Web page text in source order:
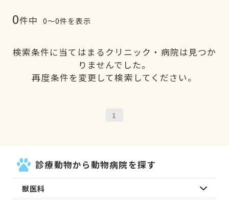
0件中 0〜0件を表示
検索条件に当てはまるクリニック・病院は見つか
りませんでした。
再度条件を変更して検索してください。
1
診療動物から動物病院を探す
獣医科